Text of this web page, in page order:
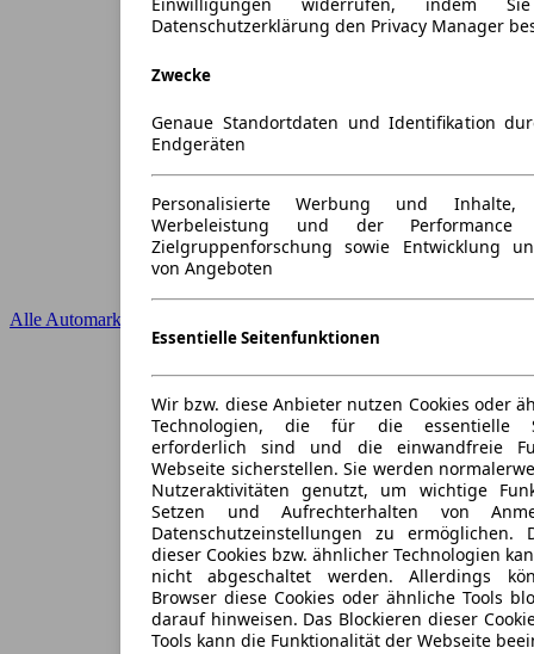
Einwilligungen widerrufen, indem
Datenschutzerklärung den Privacy Manager
Zwecke
Genaue Standortdaten und Identifikation
Endgeräten
Personalisierte Werbung und Inhalte,
Werbeleistung und der
Zielgruppenforschung sowie Entwicklung
von Angeboten
Essentielle Seitenfunktionen
Wir bzw. diese Anbieter nutzen Cookies oder
Technologien, die für die essentielle
erforderlich sind und die einwandfreie
Webseite sicherstellen. Sie werden
Nutzeraktivitäten genutzt, um wichtige
Setzen und Aufrechterhalten von
Datenschutzeinstellungen zu ermöglichen.
dieser Cookies bzw. ähnlicher Technologien
nicht abgeschaltet werden. Allerdings
Browser diese Cookies oder ähnliche Tools
darauf hinweisen. Das Blockieren dieser
Tools kann die Funktionalität der Webseite
Alle Automarken